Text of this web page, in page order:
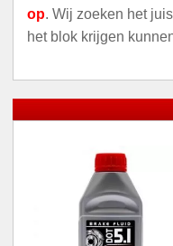
op. Wij zoeken het
het blok krijgen